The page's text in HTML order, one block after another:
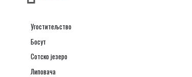
Угоститељство
Босут
Сотско језеро
Липовача